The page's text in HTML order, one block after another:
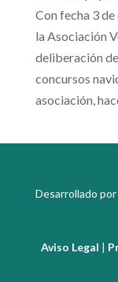
Con fecha 3
la Asociación
deliberación
concursos
asociación,
Desarrollado
Aviso Legal |